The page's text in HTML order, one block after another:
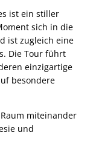
ist ein stiller
sich in die
ist zugleich eine
Die Tour führt
einzigartige
besondere
miteinander
und